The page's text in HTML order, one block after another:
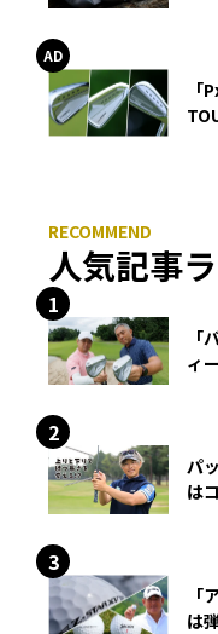
「
人気記事
「
ィ
パ
は
「
は